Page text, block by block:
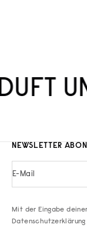
NEWSLETTER
E-Mail
Mit der Eingabe
Datenschutzerklärung